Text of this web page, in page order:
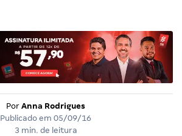
Por Anna Rodrigues
Publicado em 05/09/16
3 min. de leitura